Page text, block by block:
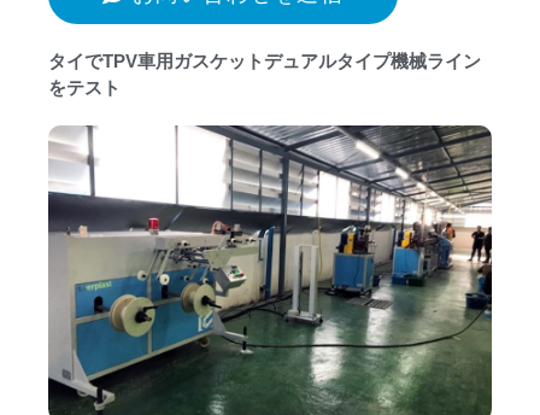
タイでTPV車用ガスケットデュアルタイプ機械ライン
をテスト